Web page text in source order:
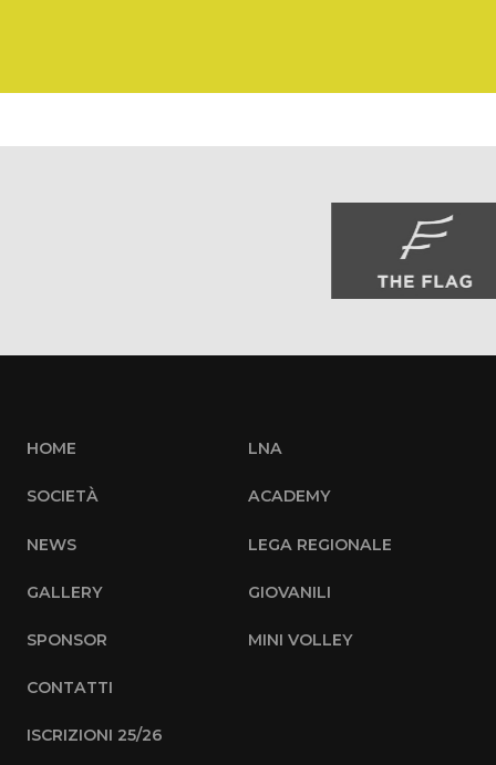
HOME
SOCIETÀ
NEWS
GALLERY
SPONSOR
CONTATTI
ISCRIZIONI 25/26
LNA
ACADEMY
LEGA REGIONALE
GIOVANILI
MINI VOLLEY